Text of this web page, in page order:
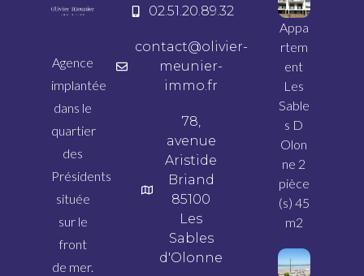
Agence
implantée
dans le
quartier
des
Présidents
située
sur le
front
de mer.
02.51.20.89.32
contact@olivier-
meunier-
immo.fr
78,
avenue
Aristide
Briand
85100
Les
Sables
d'Olonne
Appa
rtem
ent
Les
Sable
s D
Olon
ne 2
pièce
(s) 45
m2